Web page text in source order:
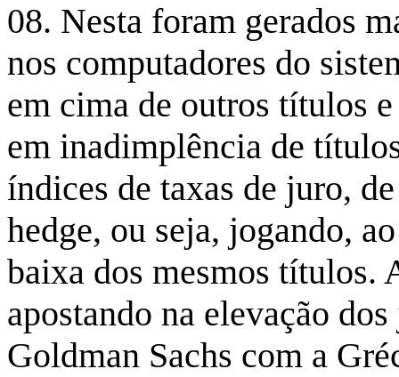
08. Nesta foram gerados
nos computadores do
em cima de outros títulos
em inadimplência de
índices de taxas de juro,
hedge, ou seja, jogando,
baixa dos mesmos títulos.
apostando na elevação
Goldman Sachs com a